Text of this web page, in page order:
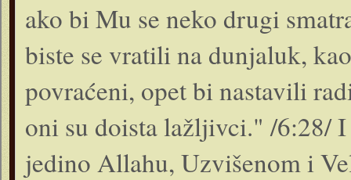
ako bi Mu se neko drugi
biste se vratili na dunjaluk,
povraćeni, opet bi nastavili
oni su doista lažljivci." /6:28/
jedino Allahu, Uzvišenom i